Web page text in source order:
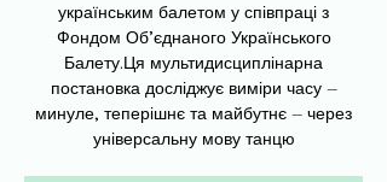
українським балетом у співпраці з
Фондом Об’єднаного Українського
Балету.Ця мультидисциплінарна
постановка досліджує виміри часу –
минуле, теперішнє та майбутнє – через
універсальну мову танцю